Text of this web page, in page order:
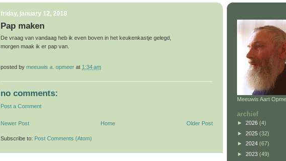
friday, january 12, 2018
Pap maken
De vraag van vandaag heb ik even boven in het keukenkastje gelegd,
morgen maak ik er pap van.
posted by meeuwis a. opmeer at 1:34 am
no comments:
Post a Comment
Newer Post Older Post
Home
Subscribe to: Post Comments (Atom)
Meeuwis Aart
archief
► 2026 (4)
► 2025 (32)
► 2024 (67)
► 2023 (49)